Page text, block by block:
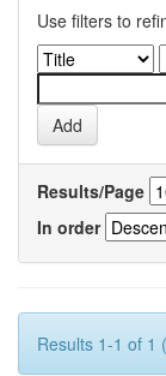
Use filters to
Results/Page
In order
Results 1-1 of 1